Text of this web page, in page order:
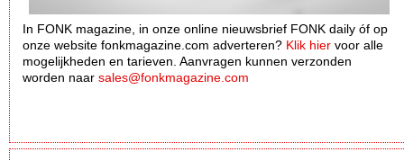
In FONK magazine, in onze online nieuwsbrief FONK daily óf op
onze website fonkmagazine.com adverteren? Klik hier voor alle
mogelijkheden en tarieven. Aanvragen kunnen verzonden
worden naar sales@fonkmagazine.com